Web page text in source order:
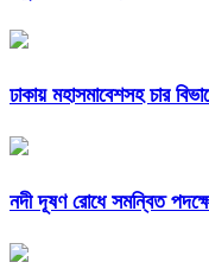
ঢাকায় মহাসমাবেশসহ চার
নদী দূষণ রোধে সমন্বিত